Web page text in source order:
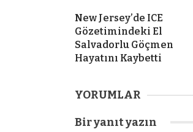
New Jersey’de ICE
Gözetimindeki El
Salvadorlu Göçmen
Hayatını Kaybetti
YORUMLAR
Bir yanıt yazın